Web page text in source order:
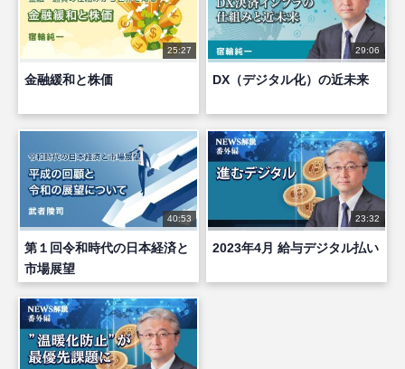
25:27
金融緩和と株価
29:06
DX（デジタル化）の近未来
40:53
第１回令和時代の日本経済と
市場展望
23:32
2023年4月 給与デジタル払い